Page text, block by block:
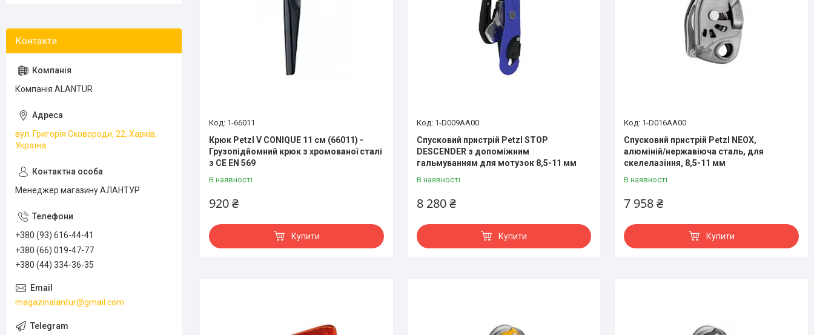
1-66011
Крюк Petzl V CONIQUE 11 см (66011) -
Грузопідйомний крюк з хромованої сталі
з CE EN 569
В наявності
920 ₴
Купити
1-D009AA00
Спусковий пристрій Petzl STOP
DESCENDER з допоміжним
гальмуванням для мотузок 8,5-11 мм
В наявності
8 280 ₴
Купити
1-D016AA00
Спусковий пристрій Petzl NEOX,
алюміній/нержавіюча сталь, для
скелелазіння, 8,5-11 мм
В наявності
7 958 ₴
Купити
Компанія ALANTUR
вул. Григорія Сковороди, 22, Харків,
Україна
Менеджер магазину АЛАНТУР
+380 (93) 616-44-41
+380 (66) 019-47-77
+380 (44) 334-36-35
magazinalantur@gmail.com